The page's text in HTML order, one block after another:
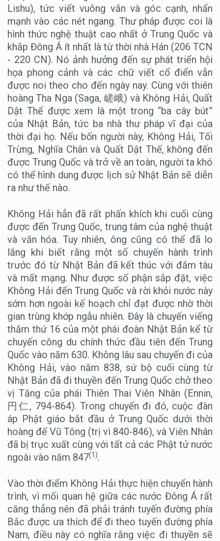
Lishu), tức viết vuông vắn và góc cạnh, nhấn
mạnh vào các nét ngang. Thư pháp được coi là
hình thức nghệ thuật cao nhất ở Trung Quốc và
khắp Đông Á ít nhất là từ thời nhà Hán (206 TCN
- 220 CN). Nó ảnh hưởng đến sự phát triển hội
họa phong cảnh và các chữ viết cổ điển vẫn
được noi theo cho đến ngày nay. Cùng với thiên
hoàng Tha Nga (Saga, 嵯峨) và Không Hải, Quất
Dật Thế được xem là một trong “ba cây bút”
của Nhật Bản, tức ba nhà thư pháp vĩ đại của
thời đại họ. Nếu bốn người này, Không Hải, Tối
Trừng, Nghĩa Chân và Quất Dật Thế, không đến
được Trung Quốc và trở về an toàn, người ta khó
có thể hình dung được lịch sử Nhật Bản sẽ diễn
ra như thế nào.
Không Hải hẳn đã rất phấn khích khi cuối cùng
được đến Trung Quốc, trung tâm của nghệ thuật
và văn hóa. Tuy nhiên, ông cũng có thể đã lo
lắng khi biết rằng một số chuyến hành trình
trước đó từ Nhật Bản đã kết thúc với đắm tàu
và mất mạng. Như được số phận sắp đặt, việc
Không Hải đến Trung Quốc và rời khỏi nước này
sớm hơn ngoài kế hoạch chỉ đạt được nhờ thời
gian trùng khớp ngẫu nhiên. Đây là chuyến viếng
thăm thứ 16 của một phái đoàn Nhật Bản kể từ
chuyến công du chính thức đầu tiên đến Trung
Quốc vào năm 630. Không lâu sau chuyến đi của
Không Hải, vào năm 838, sứ bộ cuối cùng từ
Nhật Bản đã đi thuyền đến Trung Quốc chở theo
vị Tăng của phái Thiên Thai Viên Nhân (Ennin,
円仁, 794-864). Trong chuyến đi đó, cuộc đàn
áp Phật giáo bắt đầu ở Trung Quốc dưới thời
hoàng đế Vũ Tông (trị vì 840-846), và Viên Nhân
đã bị trục xuất cùng với tất cả các Phật tử nước
ngoài vào năm 847(1).
Vào thời điểm Không Hải thực hiện chuyến hành
trình, vì mối quan hệ giữa các nước Đông Á rất
căng thẳng nên đã phải tránh tuyến đường phía
Bắc được ưa thích để đi theo tuyến đường phía
Nam, điều này có nghĩa rằng việc đi thuyền sẽ